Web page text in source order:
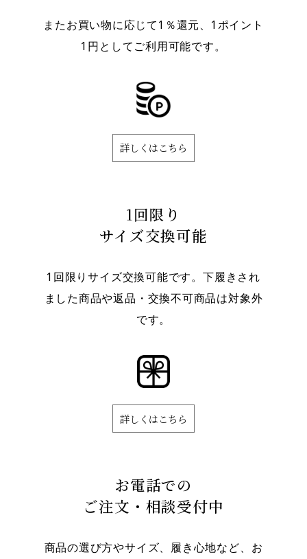
またお買い物に応じて1％還元、1ポイント
1円としてご利用可能です。
詳しくはこちら
1回限り
サイズ交換可能
1回限りサイズ交換可能です。下履きされ
ました商品や返品・交換不可商品は対象外
です。
詳しくはこちら
お電話での
ご注文・相談受付中
商品の選び方やサイズ、履き心地など、お